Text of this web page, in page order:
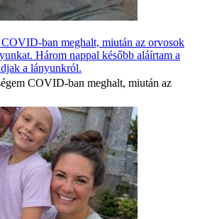
COVID-ban meghalt, miután az orvosok
Három nappal később aláírtam a
a lányunkról.
COVID-ban meghalt, miután az